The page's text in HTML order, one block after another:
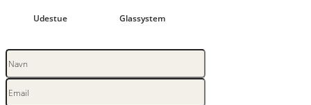
Udestue Glassystem